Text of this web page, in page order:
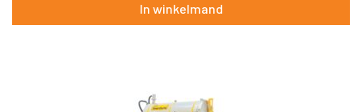
In winkelmand